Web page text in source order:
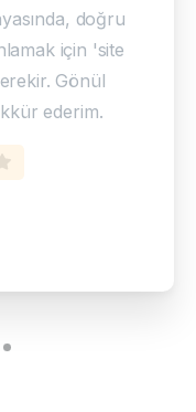
doğru
için 'site
Gönül
ederim.